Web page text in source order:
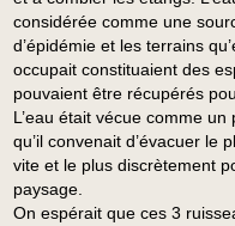
considérée comme une
d’épidémie et les terrains
occupait constituaient des
pouvaient être récupérés
L’eau était vécue comme un
qu’il convenait d’évacuer le
vite et le plus discrètement
paysage.
On espérait que ces 3